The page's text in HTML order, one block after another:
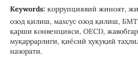
Keywords: коррупциявий жиноят,
озод қилиш, махсус озод қилиш,
қарши конвенцияси, OECD,
муқаррарлиги, қиёсий ҳуқуқий
назорати.